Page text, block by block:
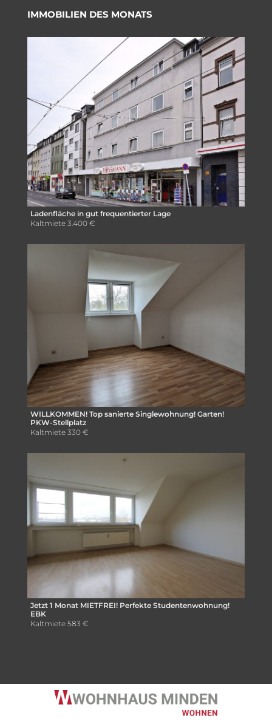
IMMOBILIEN DES MONATS
Ladenfläche in gut frequentierter Lage
Kaltmiete 3.400 €
WILLKOMMEN! Top sanierte Singlewohnung! Garten!
PKW-Stellplatz
Kaltmiete 330 €
Jetzt 1 Monat MIETFREI! Perfekte Studentenwohnung!
EBK
Kaltmiete 583 €